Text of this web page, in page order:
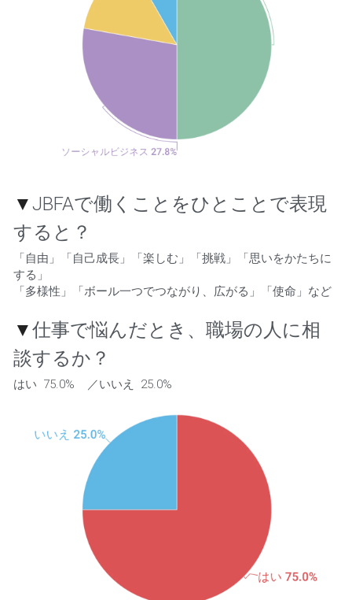
▼JBFAで働くことをひとことで表現
すると？
「自由」「自己成長」「楽しむ」「挑戦」「思いをかたちに
する」
「多様性」「ボール一つでつながり、広がる」「使命」など
▼仕事で悩んだとき、職場の人に相
談するか？
はい  75.0%    ／いいえ  25.0%